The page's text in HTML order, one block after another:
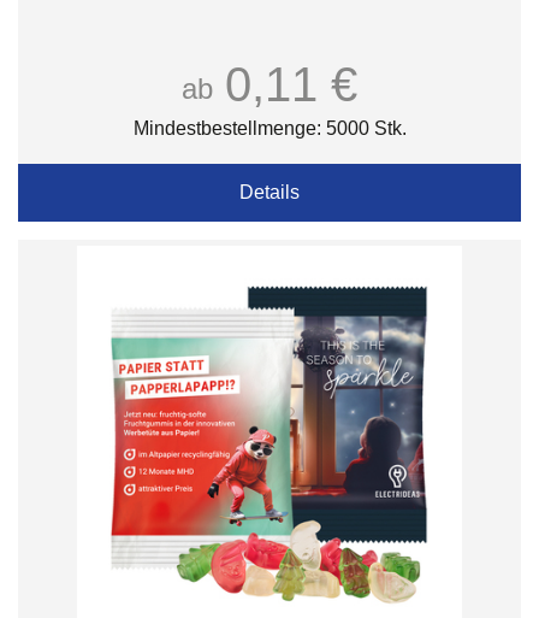
ab 0,11 €
Mindestbestellmenge: 5000 Stk.
Details